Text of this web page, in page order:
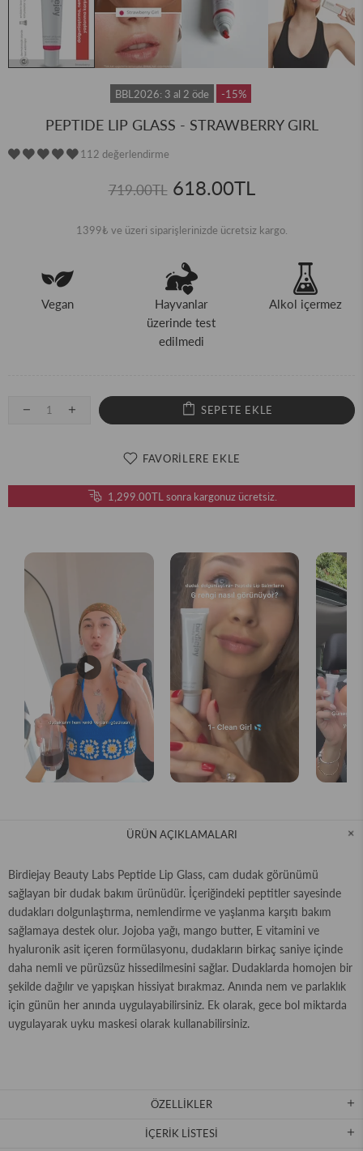
BBL2026: 3 al 2 öde -15%
PEPTIDE LIP GLASS - STRAWBERRY GIRL
112 değerlendirme
719.00TL 618.00TL
1399₺ ve üzeri siparişlerinizde ücretsiz kargo.
Vegan
Hayvanlar
üzerinde test
edilmedi
Alkol içermez
SEPETE EKLE
FAVORILERE EKLE
1,299.00TL sonra kargonuz ücretsiz.
ÜRÜN AÇIKLAMALARI
Birdiejay Beauty Labs Peptide Lip Glass, cam dudak görünümü
sağlayan bir dudak bakım ürünüdür. İçeriğindeki peptitler sayesinde
dudakları dolgunlaştırma, nemlendirme ve yaşlanma karşıtı bakım
sağlamaya destek olur. Jojoba yağı, mango butter, E vitamini ve
hyaluronik asit içeren formülasyonu, dudakların birkaç saniye içinde
daha nemli ve pürüzsüz hissedilmesini sağlar. Dudaklarda homojen bir
şekilde dağılır ve yapışkan hissiyat bırakmaz. Anında nem ve parlaklık
için günün her anında uygulayabilirsiniz. Ek olarak, gece bol miktarda
uygulayarak uyku maskesi olarak kullanabilirsiniz.
ÖZELLİKLER
İÇERIK LISTESI